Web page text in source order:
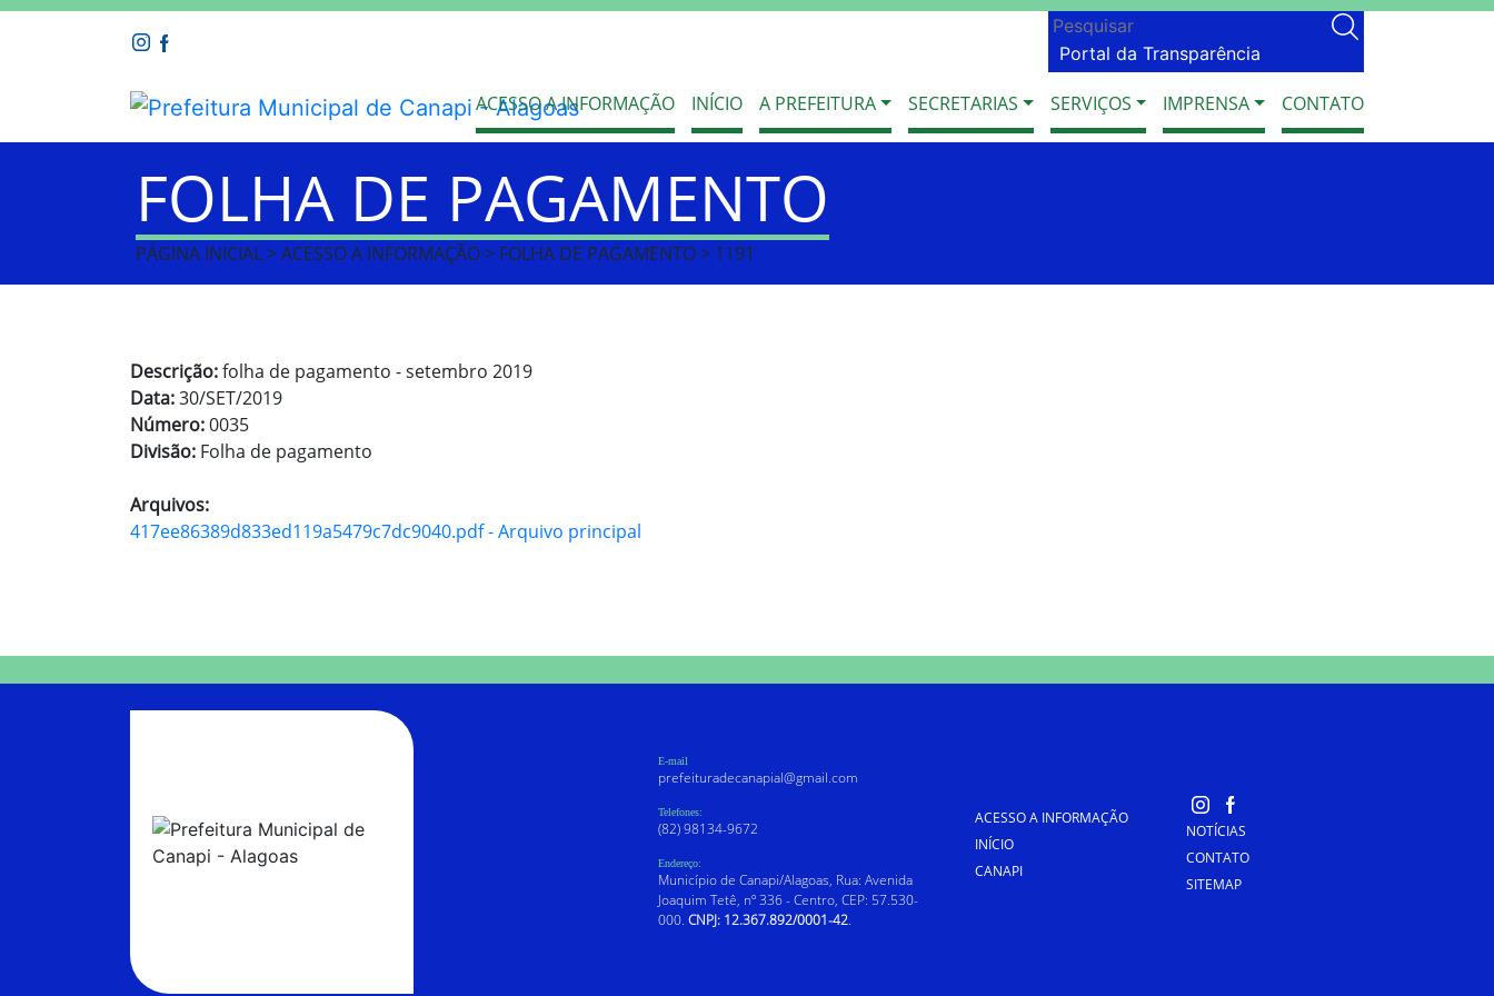
Portal da Transparência
ACESSO A INFORMAÇÃO INÍCIO A PREFEITURA SECRETARIAS SERVIÇOS IMPRENSA CONTATO
FOLHA DE PAGAMENTO
PÁGINA INICIAL > ACESSO A INFORMAÇÃO > FOLHA DE PAGAMENTO > 1191
Descrição:folha de pagamento - setembro 2019
Data:30/SET/2019
Número:0035
Divisão: Folha de pagamento
Arquivos:
417ee86389d833ed119a5479c7dc9040.pdf - Arquivo principal
E-mail
prefeituradecanapial@gmail.com
Telefones:
(82) 98134-9672
Endereço:
Município de Canapi/Alagoas, Rua: Avenida
Joaquim Tetê, nº 336 - Centro, CEP: 57.530-
000. CNPJ: 12.367.892/0001-42.
ACESSO A INFORMAÇÃO
INÍCIO
CANAPI
NOTÍCIAS
CONTATO
SITEMAP